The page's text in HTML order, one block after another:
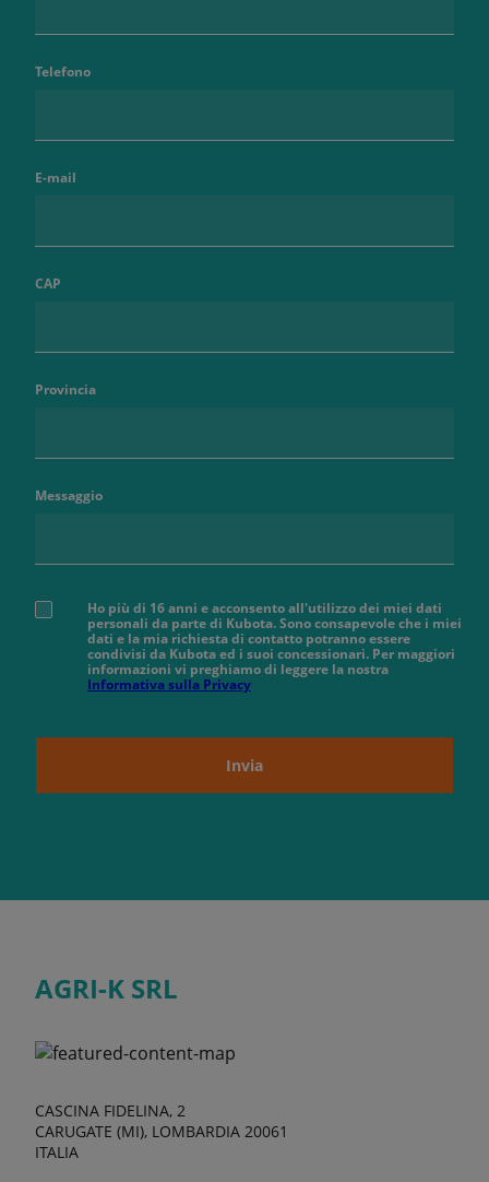
Telefono
E-mail
CAP
Provincia
Messaggio
Ho più di 16 anni e acconsento all'utilizzo dei miei dati
personali da parte di Kubota. Sono consapevole che i miei
dati e la mia richiesta di contatto potranno essere
condivisi da Kubota ed i suoi concessionari. Per maggiori
informazioni vi preghiamo di leggere la nostra
Informativa sulla Privacy
Invia
AGRI-K SRL
CASCINA FIDELINA, 2
CARUGATE (MI), LOMBARDIA 20061
ITALIA